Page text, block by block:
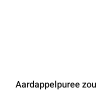
Aardappelpuree